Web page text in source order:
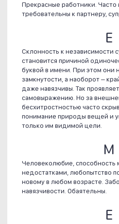
Прекрасные работники.
требовательны к партнеру,
Е
Склонность к независимости
становится причиной
буквой в имени. При этом они
замкнутости, а наоборот –
даже навязчивы. Так
самовыражению. Но за
бесхитростностью часто
понимание природы вещей и
только им видимой цели.
М
Человеколюбие, способность
недостатками, любопытство
новому в любом возрасте.
навязчивости. Обаятельны.
Е